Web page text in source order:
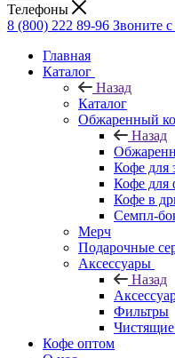
Телефоны
8 (800) 222 89-96 Звоните
Главная
Каталог
Назад
Каталог
Обжаренный
Назад
Кофе для
Кофе для
Кофе в
Семпл-
Мерч
Подарочные
Аксессуары
Назад
Фильтры
Чистящие
Кофе оптом